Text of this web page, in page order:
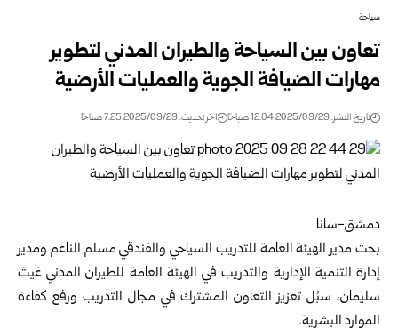
سياحة
تعاون بين السياحة والطيران المدني لتطوير
مهارات الضيافة الجوية والعمليات الأرضية
تاريخ النشر: 2025/09/29 12:04 صباحًا اخر تحديث: 2025/09/29 7:25 صباحًا
‏‏دمشق-سانا
بحث مدير الهيئة العامة للتدريب السياحي والفندقي مسلم الناعم ومدير
إدارة التنمية الإدارية والتدريب في الهيئة العامة للطيران المدني غيث
سليمان، سبُل تعزيز التعاون المشترك في مجال التدريب ورفع كفاءة
الموارد البشرية.